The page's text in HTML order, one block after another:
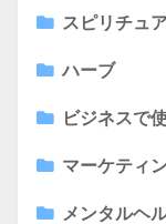
スピリチュ
ハーブ
ビジネスで
マーケティ
メンタルヘ